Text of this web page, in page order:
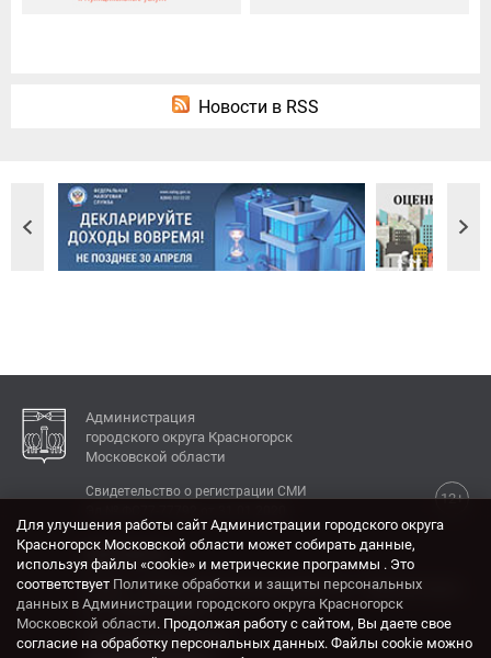
Новости в RSS
Администрация
городского округа Красногорск
Московской области
12+
Свидетельство о регистрации СМИ
КОНТАКТЫ
Адрес: 143404, Московская область, г. Красногорск,
ул. Ленина, дом 4.
Электронная почта:
Для улучшения работы сайт Администрации городского округа
Красногорск Московской области может собирать данные,
используя файлы «cookie» и метрические программы . Это
соответствует Политике обработки и защиты персональных
данных в Администрации городского округа Красногорск
Московской области. Продолжая работу с сайтом, Вы даете свое
согласие на обработку персональных данных. Файлы cookie можно